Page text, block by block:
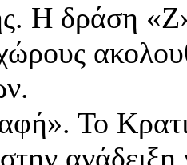
Η δράση
Το